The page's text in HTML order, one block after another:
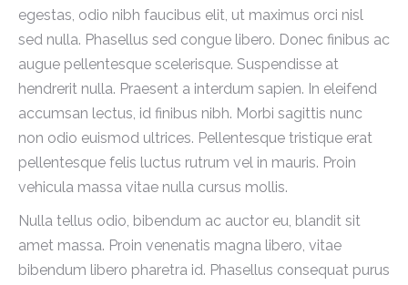
egestas, odio nibh faucibus elit, ut maximus orci nisl
sed nulla. Phasellus sed congue libero. Donec finibus ac
augue pellentesque scelerisque. Suspendisse at
hendrerit nulla. Praesent a interdum sapien. In eleifend
accumsan lectus, id finibus nibh. Morbi sagittis nunc
non odio euismod ultrices. Pellentesque tristique erat
pellentesque felis luctus rutrum vel in mauris. Proin
vehicula massa vitae nulla cursus mollis.
Nulla tellus odio, bibendum ac auctor eu, blandit sit
amet massa. Proin venenatis magna libero, vitae
bibendum libero pharetra id. Phasellus consequat purus